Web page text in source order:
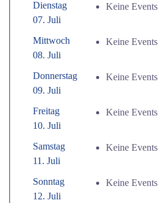
Dienstag
07. Juli
Keine Events
Mittwoch
08. Juli
Keine Events
Donnerstag
09. Juli
Keine Events
Freitag
10. Juli
Keine Events
Samstag
11. Juli
Keine Events
Sonntag
12. Juli
Keine Events